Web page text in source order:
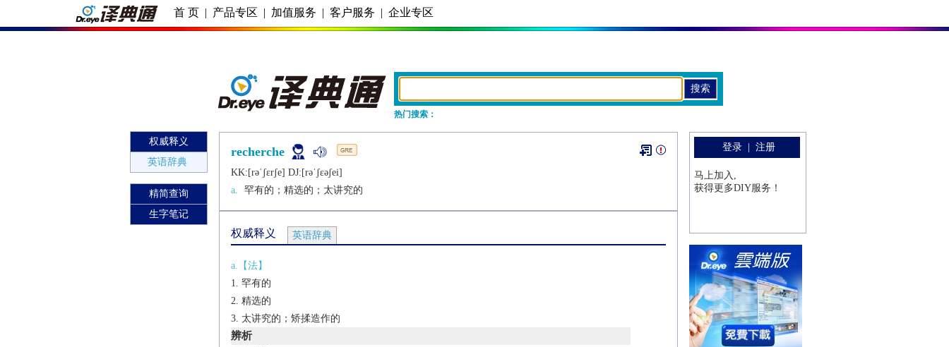
首 页 | 产品专区 | 加值服务 | 客户服务 | 企业专区
热门搜索：
权威释义
英语辞典
精简查询
生字笔记
recherche
KK:[rǝˈʃɛrʃе] DJ:[rǝˈʃɛǝʃеi]
a.
罕有的；精选的；太讲究的
权威释义 英语辞典
a.【法】
罕有的
精选的
太讲究的；矫揉造作的
辨析